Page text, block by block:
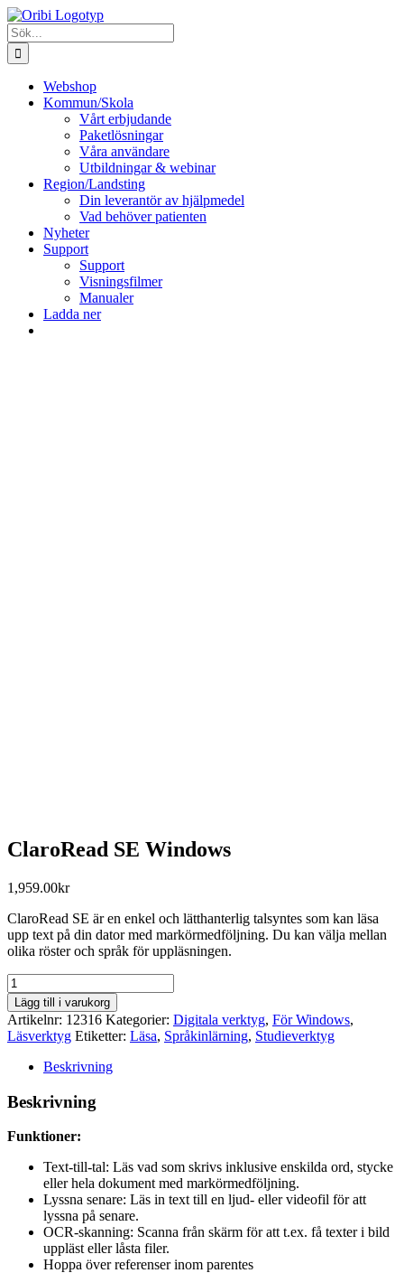
Fortsätt
till
innehållet
Sök
efter:
Webshop
Kommun/Skola
Vårt erbjudande
Paketlösningar
Våra användare
Utbildningar & webinar
Region/Landsting
Din leverantör av hjälpmedel
Vad behöver patienten
Nyheter
Support
Support
Visningsfilmer
Manualer
Ladda ner
ClaroRead SE Windows
1,959.00kr
ClaroRead SE är en enkel och lätthanterlig talsyntes som kan läsa
upp text på din dator med markörmedföljning. Du kan välja mellan
olika röster och språk för uppläsningen.
ClaroRead
SE
Windows
mängd
Lägg till i varukorg
Artikelnr: 12316 Kategorier: Digitala verktyg, För Windows,
Läsverktyg Etiketter: Läsa, Språkinlärning, Studieverktyg
Beskrivning
Beskrivning
Funktioner:
Text-till-tal: Läs vad som skrivs inklusive enskilda ord, stycke
eller hela dokument med markörmedföljning.
Lyssna senare: Läs in text till en ljud- eller videofil för att
lyssna på senare.
OCR-skanning: Scanna från skärm för att t.ex. få texter i bild
uppläst eller låsta filer.
Hoppa över referenser inom parentes